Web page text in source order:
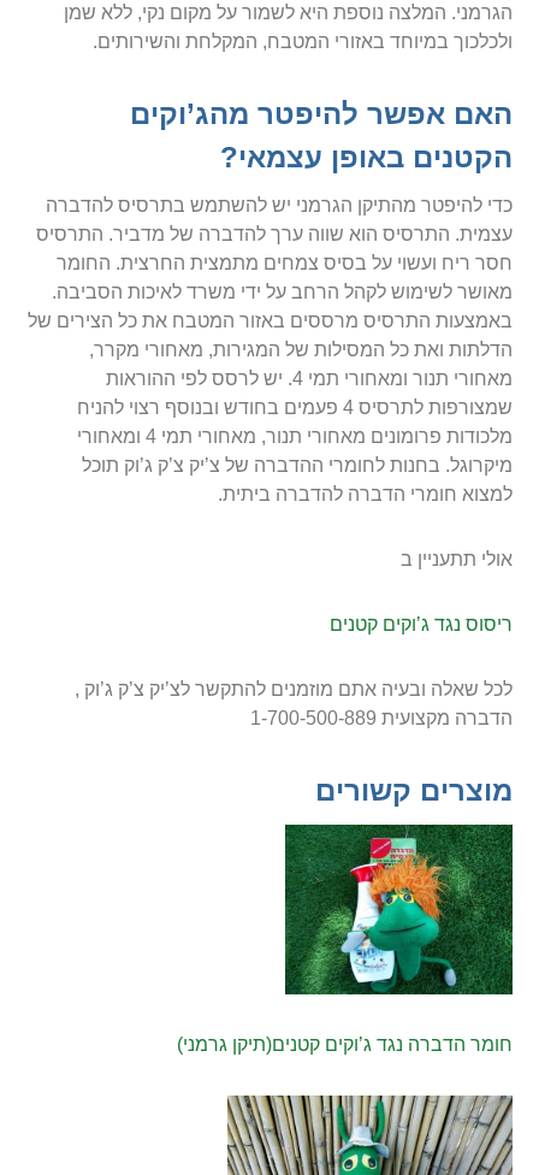
הגרמני. המלצה נוספת היא לשמור על מקום נקי, ללא שמן
ולכלכוך במיוחד באזורי המטבח, המקלחת והשירותים.
האם אפשר להיפטר מהג’וקים
הקטנים באופן עצמאי?
כדי להיפטר מהתיקן הגרמני יש להשתמש בתרסיס להדברה
עצמית. התרסיס הוא שווה ערך להדברה של מדביר. התרסיס
חסר ריח ועשוי על בסיס צמחים מתמצית החרצית. החומר
מאושר לשימוש לקהל הרחב על ידי משרד לאיכות הסביבה.
באמצעות התרסיס מרססים באזור המטבח את כל הצירים של
הדלתות ואת כל המסילות של המגירות, מאחורי מקרר,
מאחורי תנור ומאחורי תמי 4. יש לרסס לפי ההוראות
שמצורפות לתרסיס 4 פעמים בחודש ובנוסף רצוי להניח
מלכודות פרומונים מאחורי תנור, מאחורי תמי 4 ומאחורי
מיקרוגל. בחנות לחומרי ההדברה של צ’יק צ’ק ג’וק תוכל
למצוא חומרי הדברה להדברה ביתית.
אולי תתעניין ב
ריסוס נגד ג’וקים קטנים
לכל שאלה ובעיה אתם מוזמנים להתקשר לצ’יק צ’ק ג’וק ,
הדברה מקצועית 1-700-500-889
מוצרים קשורים
חומר הדברה נגד ג’וקים קטנים(תיקן גרמני)